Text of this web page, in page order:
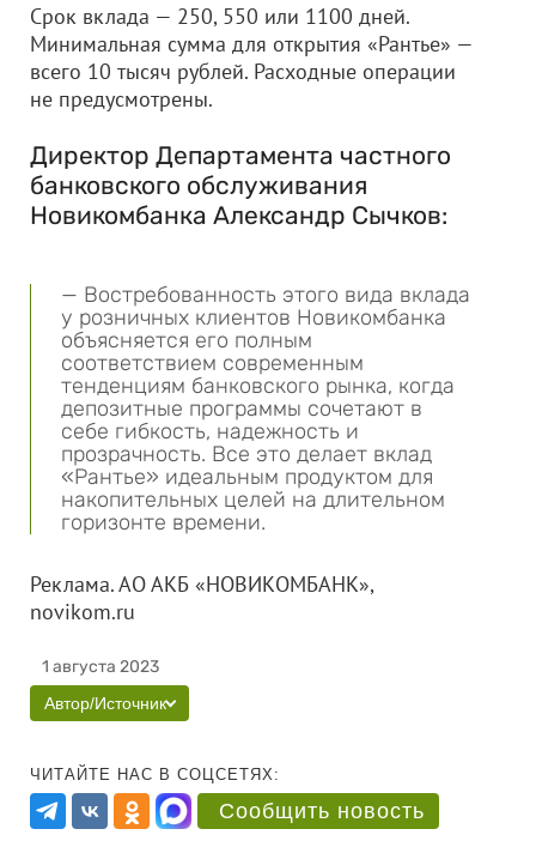
Срок вклада — 250, 550 или 1100 дней.
Минимальная сумма для открытия «Рантье» —
всего 10 тысяч рублей. Расходные операции
не предусмотрены.
Директор Департамента частного
банковского обслуживания
Новикомбанка Александр Сычков:
— Востребованность этого вида вклада
у розничных клиентов Новикомбанка
объясняется его полным
соответствием современным
тенденциям банковского рынка, когда
депозитные программы сочетают в
себе гибкость, надежность и
прозрачность. Все это делает вклад
«Рантье» идеальным продуктом для
накопительных целей на длительном
горизонте времени.
Реклама. АО АКБ «НОВИКОМБАНК»,
novikom.ru
1 августа 2023
Автор/Источник
ЧИТАЙТЕ НАС В СОЦСЕТЯХ:
Сообщить новость